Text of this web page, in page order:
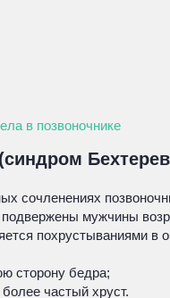
в позвоночнике
сочленениях
мужчины
похрустываниями
сторону бедра;
частый хруст.